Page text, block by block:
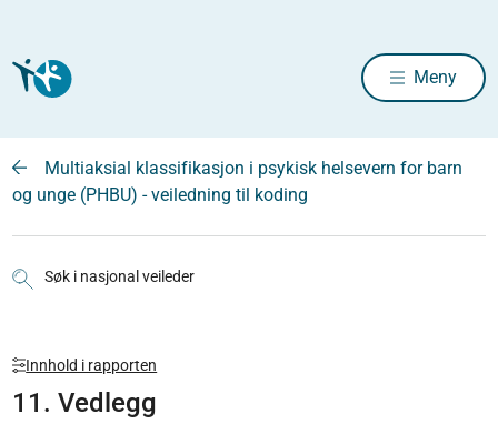
Meny
Multiaksial klassifikasjon i psykisk helsevern for barn
og unge (PHBU) - veiledning til koding
Søk i nasjonal veileder
Innhold i rapporten
11. Vedlegg